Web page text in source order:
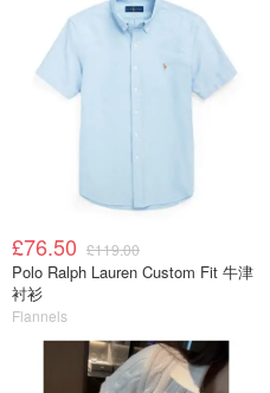
£76.50 £119.00
Polo Ralph Lauren Custom Fit 牛津
衬衫
Flannels